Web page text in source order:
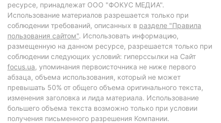
ресурсе, принадлежат ООО "ФОКУС МЕДИА".
Использование материалов разрешается только при
соблюдении требований, описанных в разделе "Правила
пользования сайтом". Использовать информацию,
размещенную на данном ресурсе, разрешается только при
соблюдении следующих условий: гиперссылки на Сайт
focus.ua, упоминания первоисточника не ниже первого
абзаца, объема использования, который не может
превышать 50% от общего объема оригинального текста,
изменения заголовка и лида материала. Использование
большего объема текста возможно только при условии
получения письменного разрешения Компании.